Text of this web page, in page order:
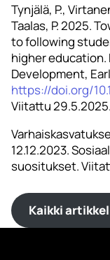
Tynjälä, P.,
Taalas, P. 2025.
to following
higher education.
Development,
https://doi.org/
Viitattu 29.5.2025.
12.12.2023.
suositukset.
Kaikki